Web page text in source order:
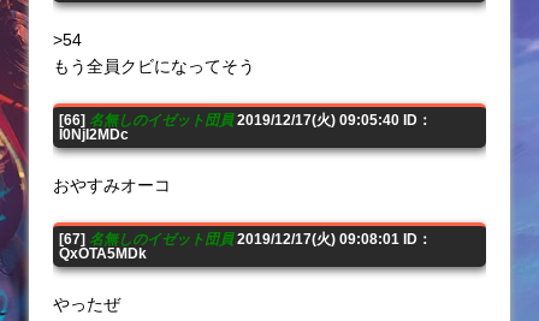
>54
もう全員クビになってそう
[66] 名無しのイゼット団員2019/12/17(火) 09:05:40 ID：
I0NjI2MDc
おやすみオーコ
[67] 名無しのイゼット団員2019/12/17(火) 09:08:01 ID：
QxOTA5MDk
やったぜ